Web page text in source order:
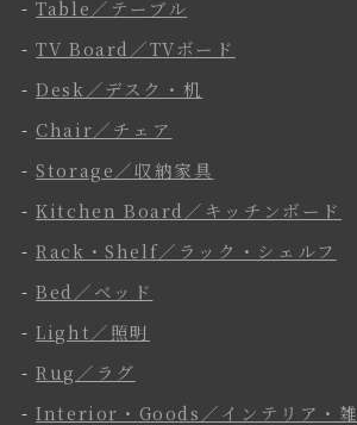
-Table／テーブル
-TV Board／TVボード
-Desk／デスク・机
- Chair／チェア
-Storage／収納家具
-Kitchen Board／キッチンボード
-Rack・Shelf／ラック・シェルフ
-Bed／ベッド
-Light／照明
-Rug／ラグ
-Interior・Goods／インテリア・雑